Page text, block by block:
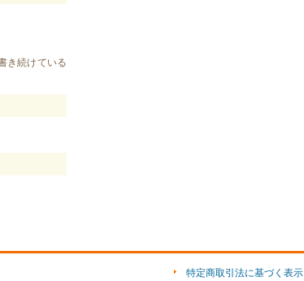
き続けている
特定商取引法に基づく表示